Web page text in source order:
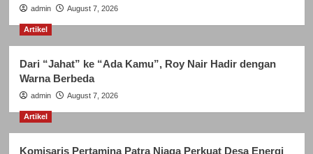
admin August 7, 2026
Artikel
Dari “Jahat” ke “Ada Kamu”, Roy Nair Hadir dengan
Warna Berbeda
admin August 7, 2026
Artikel
Komisaris Pertamina Patra Niaga Perkuat Desa Energi